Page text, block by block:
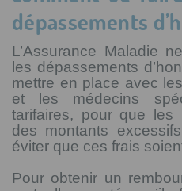
dépassements
L’Assurance Maladie
les dépassements
mettre en place avec
et les médecins
tarifaires, pour que
des montants
éviter que ces frais
Pour obtenir un